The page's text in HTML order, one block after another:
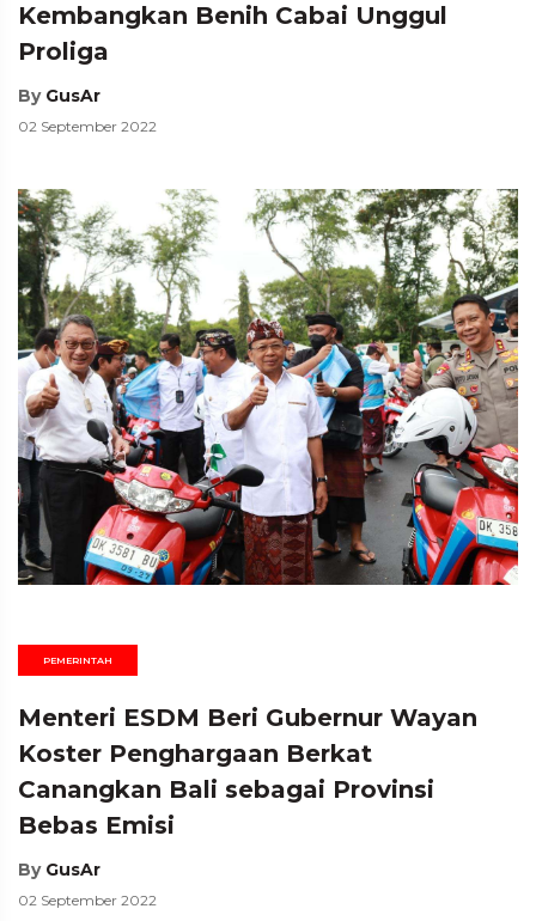
Kembangkan Benih Cabai Unggul
Proliga
By GusAr
02 September 2022
PEMERINTAH
Menteri ESDM Beri Gubernur Wayan
Koster Penghargaan Berkat
Canangkan Bali sebagai Provinsi
Bebas Emisi
By GusAr
02 September 2022